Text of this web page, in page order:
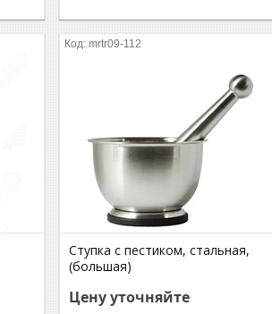
mrtr09-112
Ступка с пестиком, стальная,
(большая)
Цену уточняйте